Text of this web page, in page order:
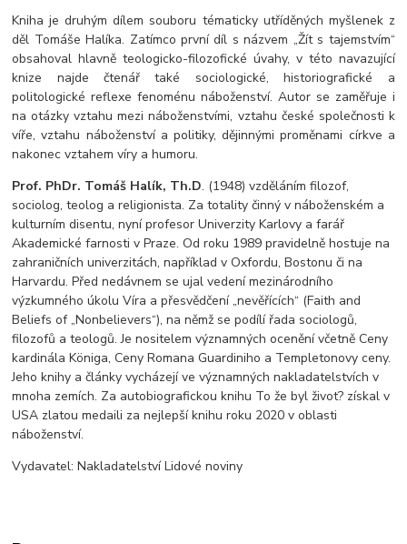
Kniha je druhým dílem souboru tématicky utříděných myšlenek z
děl Tomáše Halíka. Zatímco první díl s názvem „Žít s tajemstvím“
obsahoval hlavně teologicko-filozofické úvahy, v této navazující
knize najde čtenář také sociologické, historiografické a
politologické reflexe fenoménu náboženství. Autor se zaměřuje i
na otázky vztahu mezi náboženstvími, vztahu české společnosti k
víře, vztahu náboženství a politiky, dějinnými proměnami církve a
nakonec vztahem víry a humoru.
Prof. PhDr. Tomáš Halík, Th.D. (1948) vzděláním filozof,
sociolog, teolog a religionista. Za totality činný v náboženském a
kulturním disentu, nyní profesor Univerzity Karlovy a farář
Akademické farnosti v Praze. Od roku 1989 pravidelně hostuje na
zahraničních univerzitách, například v Oxfordu, Bostonu či na
Harvardu. Před nedávnem se ujal vedení mezinárodního
výzkumného úkolu Víra a přesvědčení „nevěřících“ (Faith and
Beliefs of „Nonbelievers“), na němž se podílí řada sociologů,
filozofů a teologů. Je nositelem významných ocenění včetně Ceny
kardinála Königa, Ceny Romana Guardiniho a Templetonovy ceny.
Jeho knihy a články vycházejí ve významných nakladatelstvích v
mnoha zemích. Za autobiografickou knihu To že byl život? získal v
USA zlatou medaili za nejlepší knihu roku 2020 v oblasti
náboženství.
Vydavatel: Nakladatelství Lidové noviny